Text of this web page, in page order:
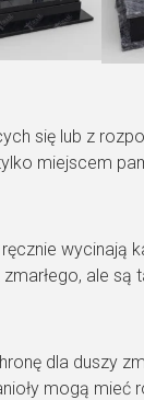
się lub z
miejscem
wycinają
ale
dla duszy
mogą